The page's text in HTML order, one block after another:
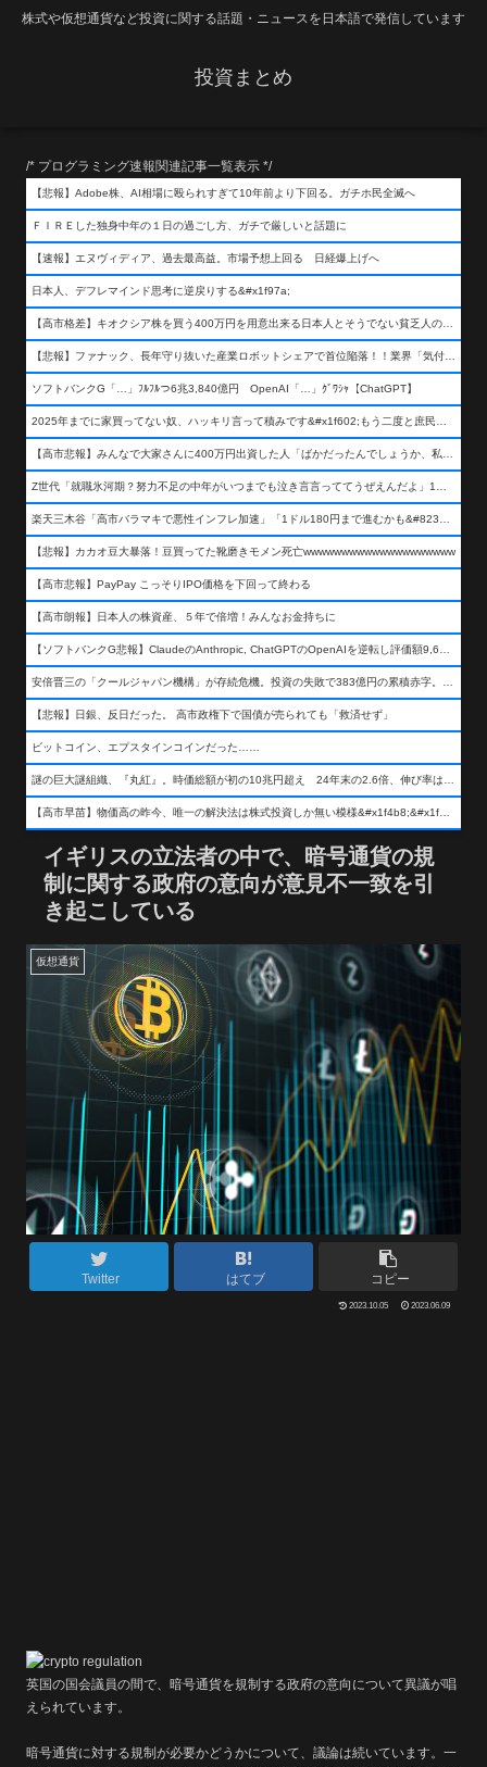
株式や仮想通貨など投資に関する話題・ニュースを日本語で発信しています
投資まとめ
/* プログラミング速報関連記事一覧表示 */
【悲報】Adobe株、AI相場に殴られすぎて10年前より下回る。ガチホ民全滅へ
ＦＩＲＥした独身中年の１日の過ごし方、ガチで厳しいと話題に
【速報】エヌヴィディア、過去最高益。市場予想上回る 日経爆上げへ
日本人、デフレマインド思考に逆戻りする&#x1f97a;
【高市格差】キオクシア株を買う400万円を用意出来る日本人とそうでない貧乏人の差が超広まるって事よ
【悲報】ファナック、長年守り抜いた産業ロボットシェアで首位陥落！！業界「気付いたら一気に抜かれていた…」
ソフトバンクG「…」ﾌﾙﾌﾙつ6兆3,840億円 OpenAI「…」ｸﾞﾜｼｬ【ChatGPT】
2025年までに家買ってない奴、ハッキリ言って積みです&#x1f602;もう二度と庶民が買える値段になりません&#x1f602;&#x1f602;&#x1f602;
【高市悲報】みんなで大家さんに400万円出資した人「ばかだったんでしょうか、私は&#x1f622;」
Z世代「就職氷河期？努力不足の中年がいつまでも泣き言言っててうぜえんだよ」1万いいね
楽天三木谷「高市バラマキで悪性インフレ加速」「1ドル180円まで進むかも&#8230;もう看過できない」
【悲報】カカオ豆大暴落！豆買ってた靴磨きモメン死亡wwwwwwwwwwwwwwwwwwww
【高市悲報】PayPay こっそりIPO価格を下回って終わる
【高市朗報】日本人の株資産、５年で倍増！みんなお金持ちに
【ソフトバンクG悲報】ClaudeのAnthropic, ChatGPTのOpenAIを逆転し評価額9,650億ドル (約154兆円) の世界一価値あるAI企業に……
安倍晋三の「クールジャパン機構」が存続危機。投資の失敗で383億円の累積赤字。2025年度決算も大赤字の可能性。責任の所在はウヤムヤ
【悲報】日銀、反日だった。 高市政権下で国債が売られても「救済せず」
ビットコイン、エプスタインコインだった……
謎の巨大謎組織、『丸紅』。時価総額が初の10兆円超え 24年末の2.6倍、伸び率は謎組織首位
【高市早苗】物価高の昨今、唯一の解決法は株式投資しか無い模様&#x1f4b8;&#x1f4b8;&#x1f4b8;
イギリスの立法者の中で、暗号通貨の規
制に関する政府の意向が意見不一致を引
き起こしている
仮想通貨
Twitter はてブ コピー
2023.10.05 2023.06.09
英国の国会議員の間で、暗号通貨を規制する政府の意向について異議が唱
えられています。
暗号通貨に対する規制が必要かどうかについて、議論は続いています。一